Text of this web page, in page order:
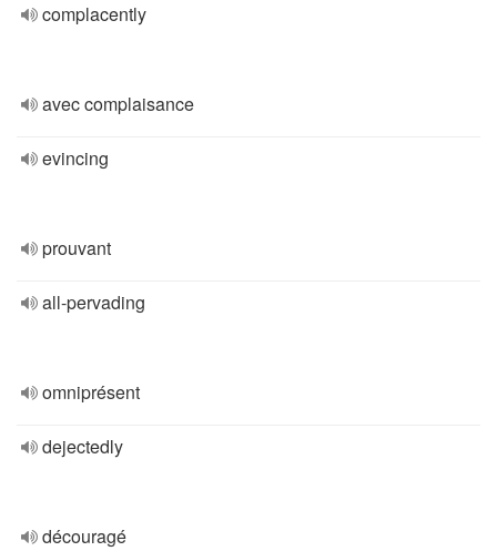
complacently
avec complaisance
evincing
prouvant
all-pervading
omniprésent
dejectedly
découragé